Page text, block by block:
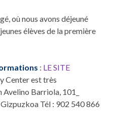
où nous avons déjeuné
élèves de la première
: LE SITE
Center est très
Avelino Barriola, 101_
Tél : 902 540 866